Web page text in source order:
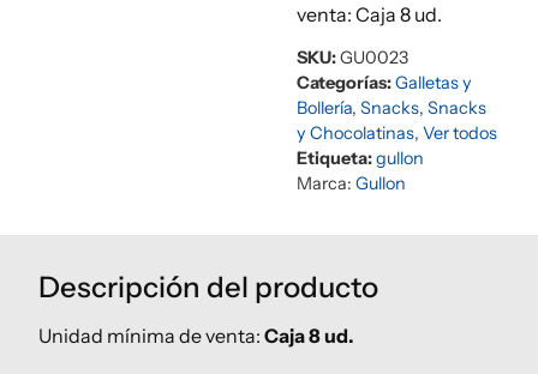
venta: Caja 8 ud.
SKU:GU0023
Categorías:Galletas y
Bollería,Snacks,Snacks
y Chocolatinas,Ver todos
Etiqueta:gullon
Marca:Gullon
Descripción del producto
Unidad mínima de venta: Caja 8 ud.